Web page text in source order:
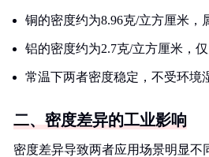
铜的密度约为8.96克/立方厘米，
铝的密度约为2.7克/立方厘米，
常温下两者密度稳定，不受环境
二、密度差异的工业影响
密度差异导致两者应用场景明显不